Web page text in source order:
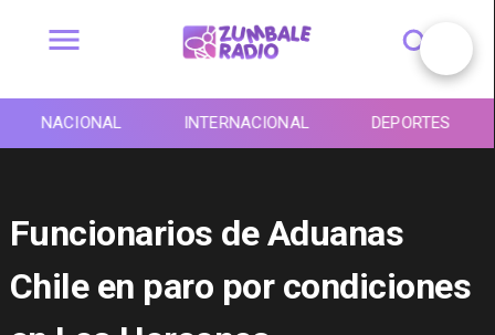
NACIONAL INTERNACIONAL DEPORTES
Funcionarios de Aduanas
Chile en paro por condiciones